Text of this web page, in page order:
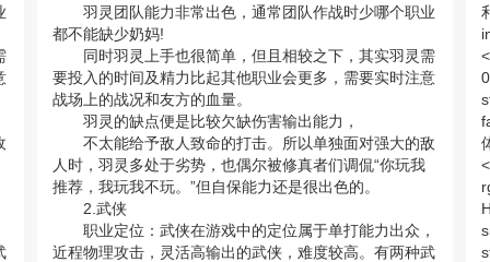
羽灵团队能力非常出色，通常团队作战时少哪个职业
都不能缺少奶妈!
同时羽灵上手也很简单，但且相较之下，其实羽灵需
要投入的时间及精力比起其他职业会更多，需要实时注意
战场上的战况和友方的血量。
羽灵的缺点便是比较欠缺伤害输出能力，
不太能给予敌人致命的打击。所以单独面对强大的敌
人时，羽灵多处于劣势，也偶尔被修真者们调侃“你玩我
推荐，我玩我不玩。”但自保能力还是很出色的。
2.武侠
职业定位：武侠在游戏中的定位属于单打能力出众，
近程物理攻击，灵活高输出的武侠，难度较高。有两种武